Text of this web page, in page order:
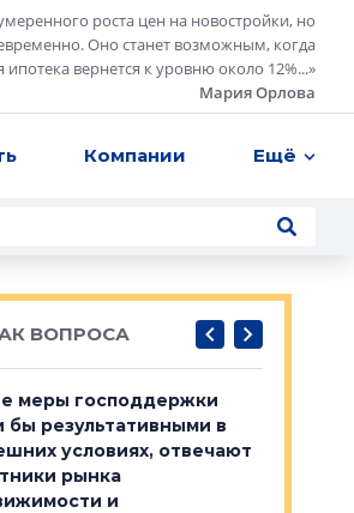
роста цен на новостройки, но
Оно станет возможным, когда
вернется к уровню около 12%...»
Мария Орлова
Компании Ещё
ВОПРОСА
меры господдержки
бы результативными в
условиях, отвечают
рынка
и